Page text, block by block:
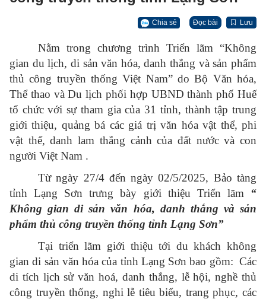
Chia sẻ Đọc bài Lưu
Nằm trong chương trình Triển lãm “Không
gian du lịch, di sản văn hóa, danh thắng và sản phẩm
thủ công truyền thống Việt Nam” do Bộ Văn hóa,
Thể thao và Du lịch phối hợp UBND thành phố Huế
tổ chức với sự tham gia của 31 tỉnh, thành tập trung
giới thiệu, quảng bá các giá trị văn hóa vật thể, phi
vật thể, danh lam thắng cảnh của đất nước và con
người Việt Nam .
Từ ngày 27/4 đến ngày 02/5/2025, Bảo tàng
tỉnh Lạng Sơn trưng bày giới thiệu Triển lãm “
Không gian di sản văn hóa, danh thắng và sản
phẩm thủ công truyền thống tỉnh Lạng Sơn”
Tại triển lãm giới thiệu tới du khách không
gian di sản văn hóa của tỉnh Lạng Sơn bao gồm: Các
di tích lịch sử văn hoá, danh thắng, lễ hội, nghề thủ
công truyền thống, nghi lễ tiêu biểu, trang phục, các